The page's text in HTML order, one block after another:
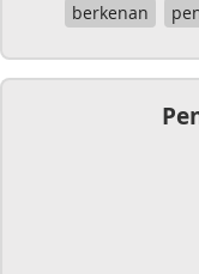
berkenan